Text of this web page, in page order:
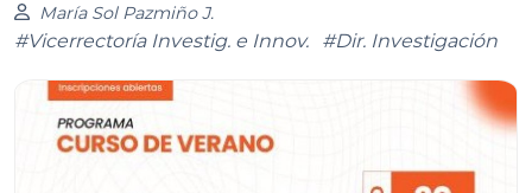
María Sol Pazmiño J.
#Vicerrectoría Investig. e Innov. #Dir. Investigación